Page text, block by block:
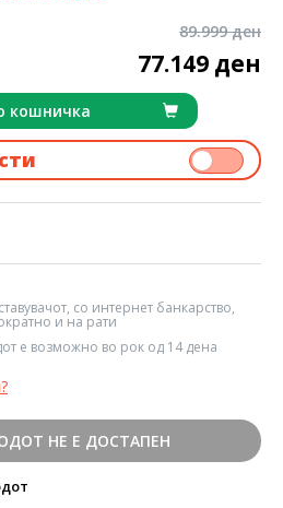
89.999 ден
77.149 ден
кошничка
со интернет банкарство,
и на рати
е возможно во рок од 14 дена
НЕ Е ДОСТАПЕН